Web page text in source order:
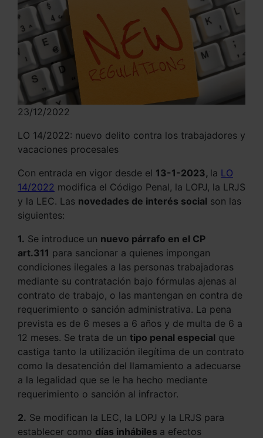
23/12/2022
LO 14/2022: nuevo delito contra los trabajadores y
vacaciones procesales
Con entrada en vigor desde el 13-1-2023, la LO
14/2022 modifica el Código Penal, la LOPJ, la LRJS
y la LEC. Las novedades de interés social son las
siguientes:
1. Se introduce un nuevo párrafo en el CP
art.311 para sancionar a quienes impongan
condiciones ilegales a las personas trabajadoras
mediante su contratación bajo fórmulas ajenas al
contrato de trabajo, o las mantengan en contra de
requerimiento o sanción administrativa. La pena
prevista es de 6 meses a 6 años y de multa de 6 a
12 meses. Se trata de un tipo penal especial que
castiga tanto la utilización ilegítima de un contrato
como la desatención del llamamiento a adecuarse
a la legalidad que se le ha hecho mediante
requerimiento o sanción al infractor.
2. Se modifican la LEC, la LOPJ y la LRJS para
establecer como días inhábiles a efectos